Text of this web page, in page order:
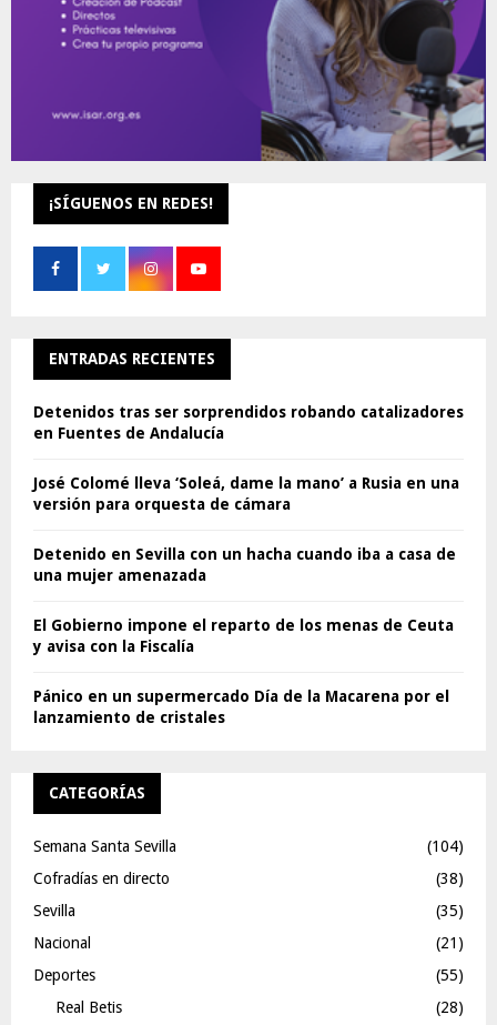
¡SÍGUENOS EN REDES!
ENTRADAS RECIENTES
Detenidos tras ser sorprendidos robando catalizadores
en Fuentes de Andalucía
José Colomé lleva ‘Soleá, dame la mano’ a Rusia en una
versión para orquesta de cámara
Detenido en Sevilla con un hacha cuando iba a casa de
una mujer amenazada
El Gobierno impone el reparto de los menas de Ceuta
y avisa con la Fiscalía
Pánico en un supermercado Día de la Macarena por el
lanzamiento de cristales
CATEGORÍAS
Semana Santa Sevilla
(104)
Cofradías en directo
(38)
Sevilla
(35)
Nacional
(21)
Deportes
(55)
Real Betis
(28)